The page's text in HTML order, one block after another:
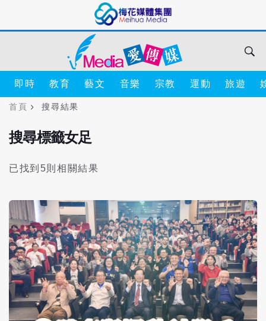
即時 教育 藝文 音樂 宗教 運動 旅遊
首頁 搜尋結果
搜尋標籤女足
已找到5則相關結果